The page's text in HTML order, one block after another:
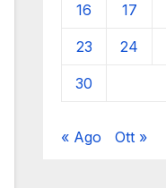
16 17
23 24
30
« Ago Ott »